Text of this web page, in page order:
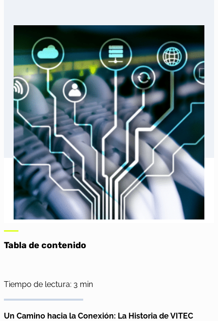
Tabla de contenido
Tiempo de lectura: 3 min
Un Camino hacia la Conexión: La Historia de VITEC